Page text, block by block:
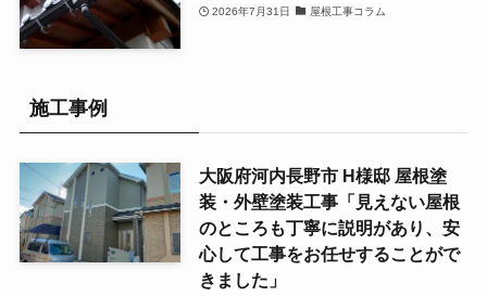
2026年7月31日 屋根工事コラム
施工事例
大阪府河内長野市 H様邸 屋根塗
装・外壁塗装工事「見えない屋根
のところも丁寧に説明があり、安
心して工事をお任せすることがで
きました」